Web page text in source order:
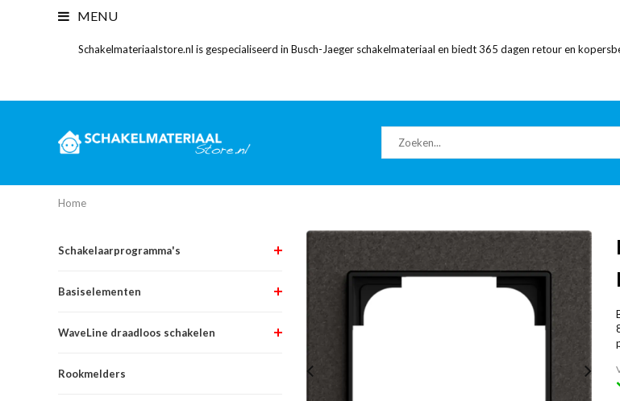
MENU
Schakelmateriaalstore.nl is gespecialiseerd in Busch-Jaeger schakelmateriaal en biedt 365 dagen retour en
Home
Schakelaarprogramma's
Basiselementen
WaveLine draadloos schakelen
Rookmelders